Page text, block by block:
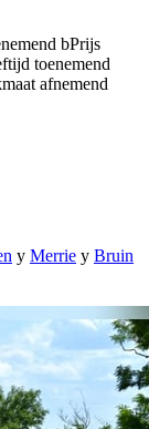
bPrijs
toenemend
afnemend
y Merrie y Bruin